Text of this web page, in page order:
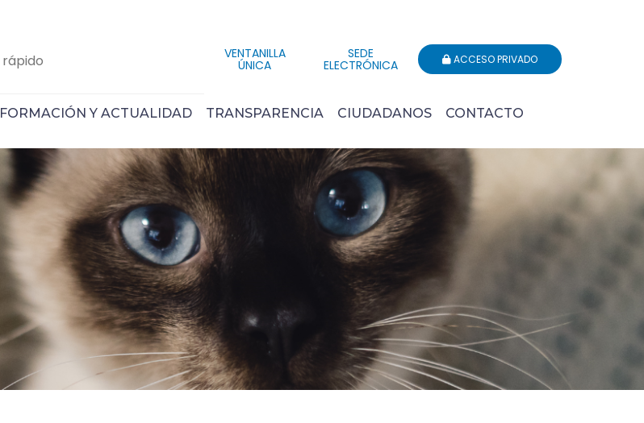
VENTANILLA
ÚNICA
SEDE
ELECTRÓNICA ACCESO PRIVADO
FORMACIÓN Y ACTUALIDAD TRANSPARENCIA CIUDADANOS CONTACTO